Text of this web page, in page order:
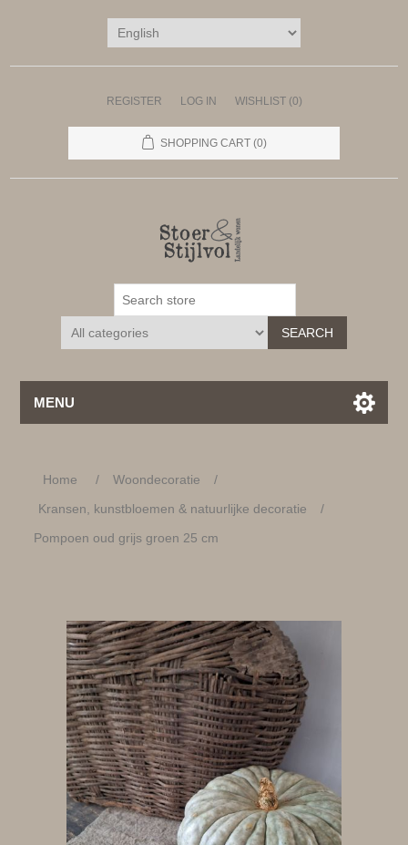
REGISTER LOG IN WISHLIST (0)
SHOPPING CART (0)
SEARCH
MENU
Home / Woondecoratie
/
Kransen, kunstbloemen & natuurlijke decoratie
/
Pompoen oud grijs groen 25 cm